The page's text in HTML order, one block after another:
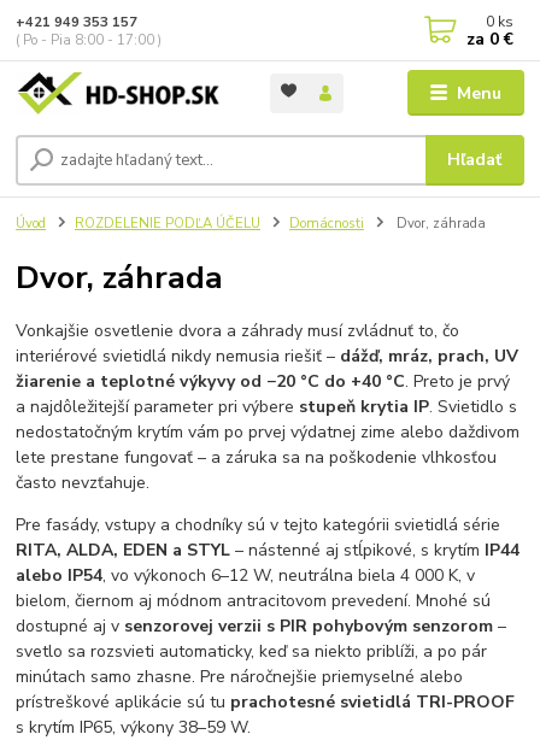
Menu
Hľadať
+421 949 353 157
( Po - Pia 8:00 - 17:00 )
0 ks
za 0 €
Úvod ROZDELENIE PODĽA ÚČELU Domácnosti Dvor, záhrada
Dvor, záhrada
Vonkajšie osvetlenie dvora a záhrady musí zvládnuť to, čo
interiérové svietidlá nikdy nemusia riešiť – dážď, mráz, prach, UV
žiarenie a teplotné výkyvy od −20 °C do +40 °C. Preto je prvý
a najdôležitejší parameter pri výbere stupeň krytia IP. Svietidlo s
nedostatočným krytím vám po prvej výdatnej zime alebo daždivom
lete prestane fungovať – a záruka sa na poškodenie vlhkosťou
často nevzťahuje.
Pre fasády, vstupy a chodníky sú v tejto kategórii svietidlá série
RITA, ALDA, EDEN a STYL – nástenné aj stĺpikové, s krytím IP44
alebo IP54, vo výkonoch 6–12 W, neutrálna biela 4 000 K, v
bielom, čiernom aj módnom antracitovom prevedení. Mnohé sú
dostupné aj v senzorovej verzii s PIR pohybovým senzorom –
svetlo sa rozsvieti automaticky, keď sa niekto priblíži, a po pár
minútach samo zhasne. Pre náročnejšie priemyselné alebo
prístreškové aplikácie sú tu prachotesné svietidlá TRI-PROOF
s krytím IP65, výkony 38–59 W.